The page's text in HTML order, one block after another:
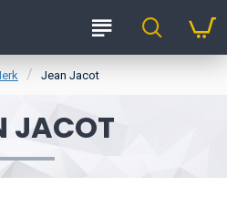
Jean Jacot
JACOT